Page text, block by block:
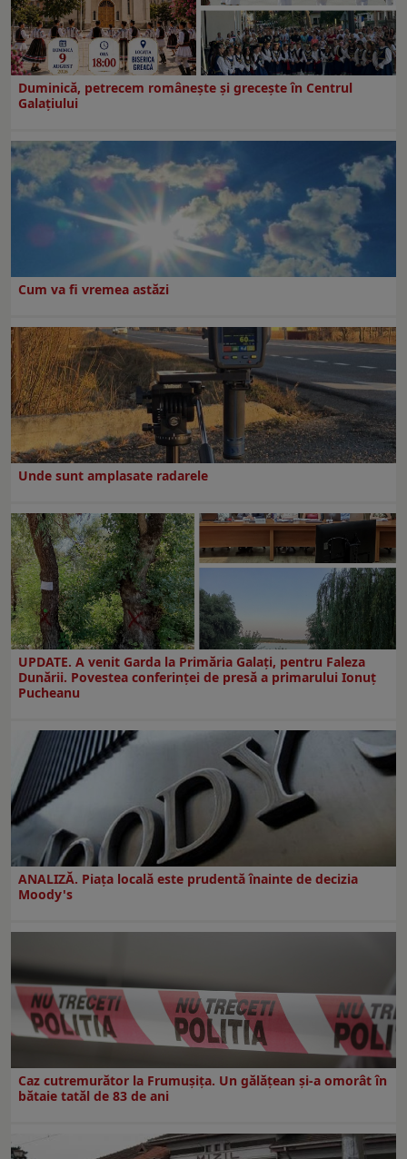
Duminică, petrecem româneşte şi greceşte în Centrul
Galaţiului
Cum va fi vremea astăzi
Unde sunt amplasate radarele
UPDATE. A venit Garda la Primăria Galaţi, pentru Faleza
Dunării. Povestea conferinţei de presă a primarului Ionuţ
Pucheanu
ANALIZĂ. Piața locală este prudentă înainte de decizia
Moody's
Caz cutremurător la Frumușița. Un gălățean și-a omorât în
bătaie tatăl de 83 de ani